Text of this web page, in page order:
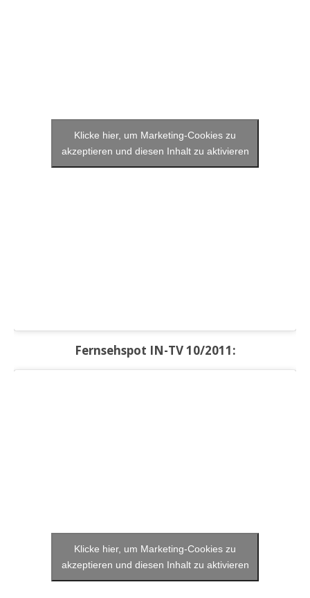
Klicke hier, um Marketing-Cookies zu
akzeptieren und diesen Inhalt zu aktivieren
Fernsehspot IN-TV 10/2011:
Klicke hier, um Marketing-Cookies zu
akzeptieren und diesen Inhalt zu aktivieren